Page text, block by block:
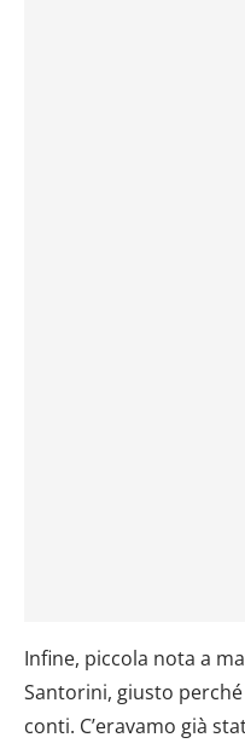
Infine, piccola nota a
Santorini, giusto
conti. C’eravamo già